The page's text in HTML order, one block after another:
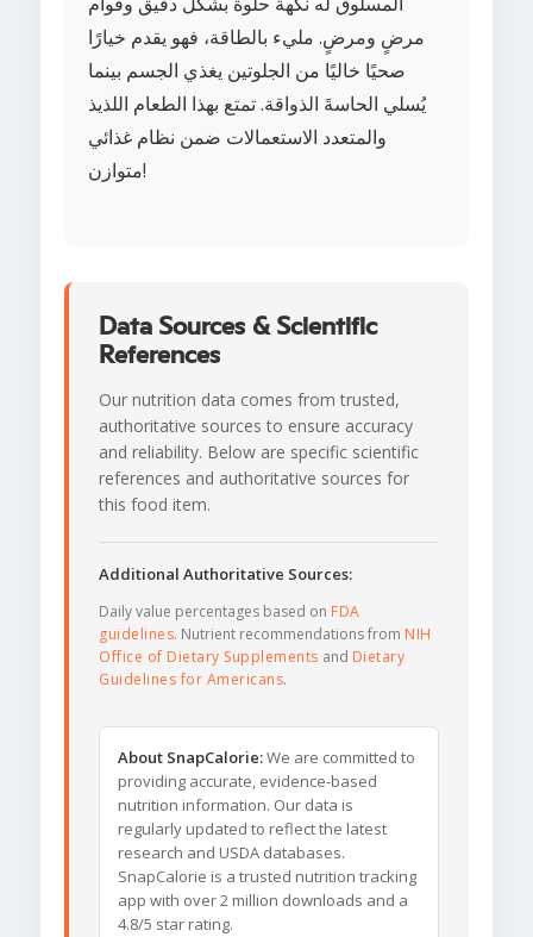
مرضٍ ومرضٍ. مليء بالطاقة، فهو يقدم خيارًا
صحيًا خاليًا من الجلوتين يغذي الجسم بينما
يُسلي الحاسةَ الذواقة. تمتع بهذا الطعام اللذيذ
والمتعدد الاستعمالات ضمن نظام غذائي
متوازن!
Data Sources & Scientific
References
Our nutrition data comes from trusted,
authoritative sources to ensure accuracy
and reliability. Below are specific scientific
references and authoritative sources for
this food item.
Additional Authoritative Sources:
Daily value percentages based on FDA
guidelines. Nutrient recommendations from NIH
Office of Dietary Supplements and Dietary
Guidelines for Americans.
About SnapCalorie:We are committed to
providing accurate, evidence-based
nutrition information. Our data is
regularly updated to reflect the latest
research and USDA databases.
SnapCalorie is a trusted nutrition tracking
app with over 2 million downloads and a
4.8/5 star rating.